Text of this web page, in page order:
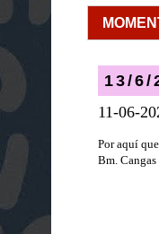
13/6/
11-06-
Por aquí
Bm.